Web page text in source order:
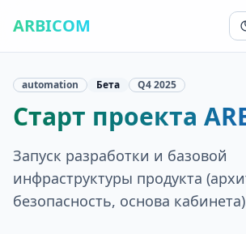
ARBICOM
automation Бета Q42025
Старт проекта
Запуск разработки и базовой
инфраструктуры продукта
безопасность, основа